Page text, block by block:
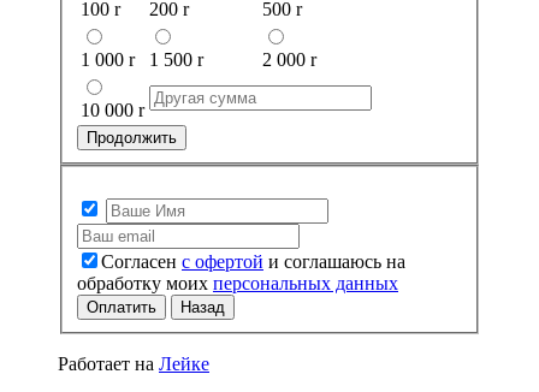
100 r 200 r 500 r
1 000 r 1 500 r 2 000 r
10 000 r
Продолжить
Согласен с офертой
обработку моих персональных данных
Оплатить Назад
Работает на Лейке